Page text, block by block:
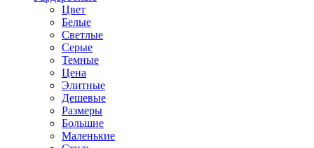
Цвет
Белые
Светлые
Серые
Темные
Цена
Элитные
Дешевые
Размеры
Большие
Маленькие